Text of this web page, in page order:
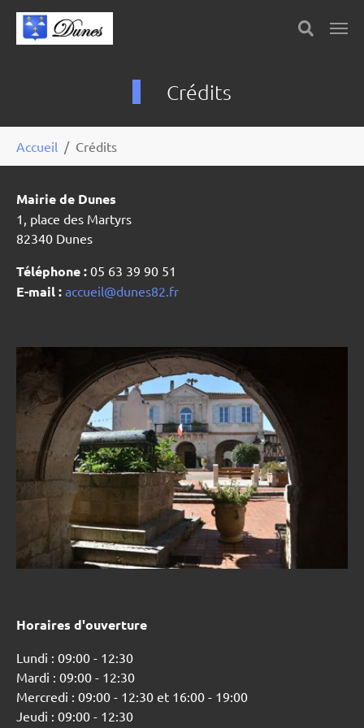
Skip to main content
Crédits
Accueil Crédits
Mairie de Dunes
1, place des Martyrs
82340 Dunes
Téléphone : 05 63 39 90 51
E-mail : accueil@dunes82.fr
Horaires d'ouverture
Lundi : 09:00 - 12:30
Mardi : 09:00 - 12:30
Mercredi : 09:00 - 12:30 et 16:00 - 19:00
Jeudi : 09:00 - 12:30
Panneau de gestion des cookies